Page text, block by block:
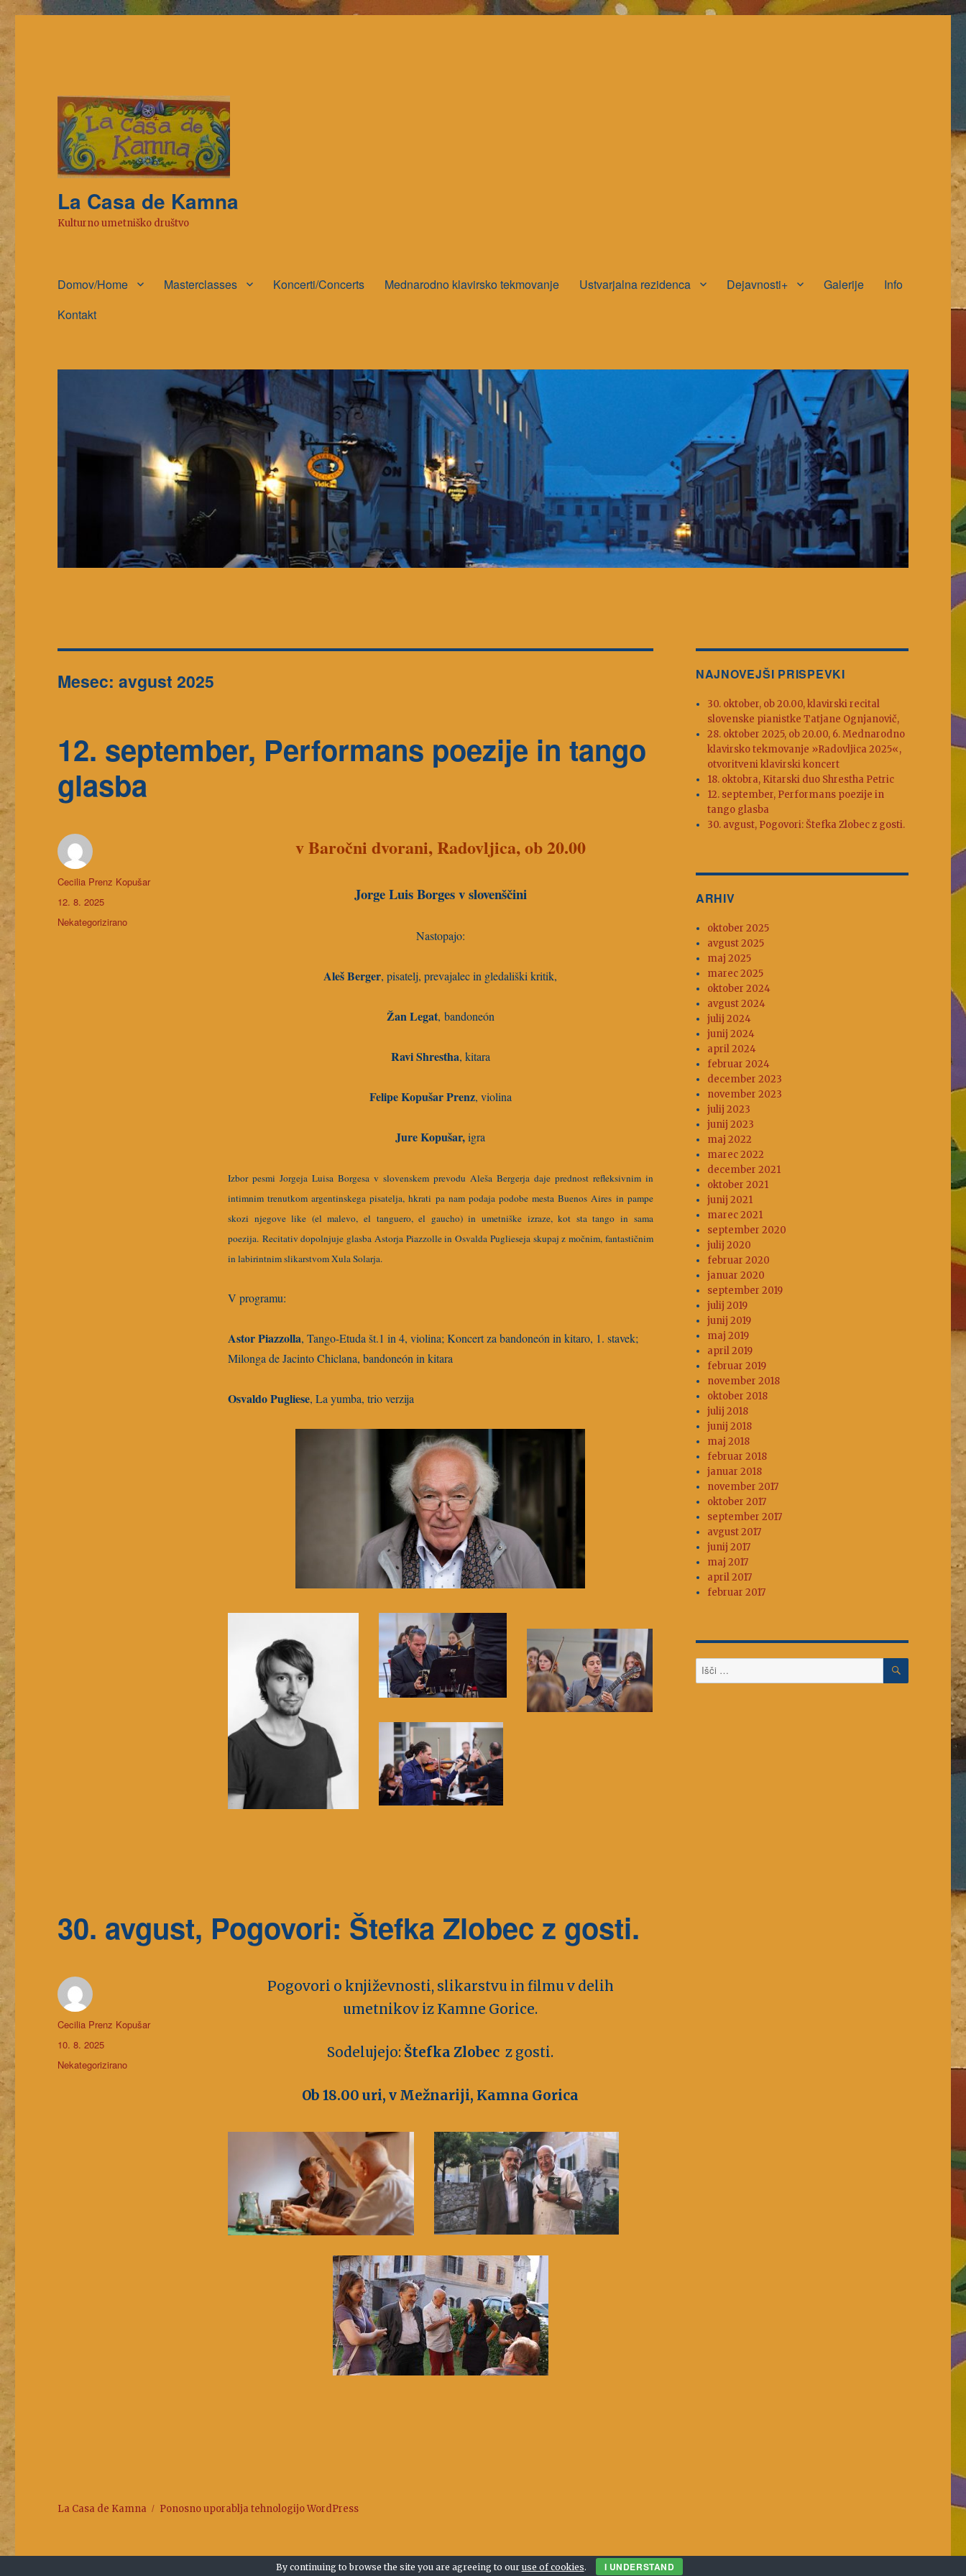
La Casa de Kamna
Kulturno umetniško društvo
Domov/Home Masterclasses Koncerti/Concerts Mednarodno klavirsko tekmovanje Ustvarjalna rezidenca Dejavnosti+ Galerije
Info
Kontakt
Mesec: avgust 2025
12. september, Performans poezije in tango
glasba
v Baročni dvorani, Radovljica, ob 20.00
Jorge Luis Borges v slovenščini
Nastopajo:
Aleš Berger, pisatelj, prevajalec in gledališki kritik,
Žan Legat, bandoneón
Ravi Shrestha, kitara
Felipe Kopušar Prenz, violina
Jure Kopušar,igra
Izbor pesmi Jorgeja Luisa Borgesa v slovenskem prevodu Aleša Bergerja daje prednost refleksivnim in
intimnim trenutkom argentinskega pisatelja, hkrati pa nam podaja podobe mesta Buenos Aires in pampe
skozi njegove like (el malevo, el tanguero, el gaucho) in umetniške izraze, kot sta tango in sama
poezija. Recitativ dopolnjuje glasba Astorja Piazzolle in Osvalda Puglieseja skupaj z močnim, fantastičnim
in labirintnim slikarstvom Xula Solarja.
V programu:
Astor Piazzolla, Tango-Etuda št.1 in 4, violina; Koncert za bandoneón in kitaro, 1. stavek;
Milonga de Jacinto Chiclana, bandoneón in kitara
Osvaldo Pugliese, La yumba, trio verzija
Avtor
Cecilia Prenz Kopušar
Objavljeno
dne
12. 8. 2025
Kategorije
Nekategorizirano
30. avgust, Pogovori: Štefka Zlobec z gosti.
Pogovori o književnosti, slikarstvu in filmu v delih
umetnikov iz Kamne Gorice.
Sodelujejo: Štefka Zlobec z gosti.
Ob 18.00 uri, v Mežnariji, Kamna Gorica
Avtor
Cecilia Prenz Kopušar
Objavljeno
dne
10. 8. 2025
Kategorije
Nekategorizirano
NAJNOVEJŠI PRISPEVKI
30. oktober, ob 20.00, klavirski recital
slovenske pianistke Tatjane Ognjanovič,
28. oktober 2025, ob 20.00, 6. Mednarodno
klavirsko tekmovanje »Radovljica 2025«,
otvoritveni klavirski koncert
18. oktobra, Kitarski duo Shrestha Petric
12. september, Performans poezije in
tango glasba
30. avgust, Pogovori: Štefka Zlobec z gosti.
ARHIV
oktober 2025
avgust 2025
maj 2025
marec 2025
oktober 2024
avgust 2024
julij 2024
junij 2024
april 2024
februar 2024
december 2023
november 2023
julij 2023
junij 2023
maj 2022
marec 2022
december 2021
oktober 2021
junij 2021
marec 2021
september 2020
julij 2020
februar 2020
januar 2020
september 2019
julij 2019
junij 2019
maj 2019
april 2019
februar 2019
november 2018
oktober 2018
julij 2018
junij 2018
maj 2018
februar 2018
januar 2018
november 2017
oktober 2017
september 2017
avgust 2017
junij 2017
maj 2017
april 2017
februar 2017
Išči: ISKANJE
La Casa de Kamna Ponosno uporablja tehnologijo WordPress
By continuing to browse the site you are agreeing to our use of cookies. I UNDERSTAND